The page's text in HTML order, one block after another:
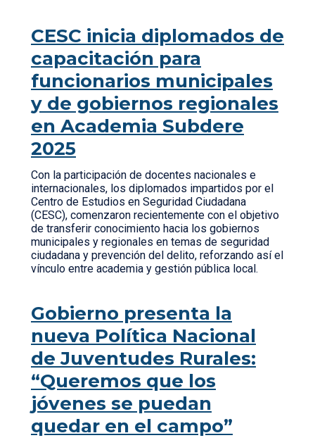
CESC inicia diplomados de
capacitación para
funcionarios municipales
y de gobiernos regionales
en Academia Subdere
2025
Con la participación de docentes nacionales e
internacionales, los diplomados impartidos por el
Centro de Estudios en Seguridad Ciudadana
(CESC), comenzaron recientemente con el objetivo
de transferir conocimiento hacia los gobiernos
municipales y regionales en temas de seguridad
ciudadana y prevención del delito, reforzando así el
vínculo entre academia y gestión pública local.
Gobierno presenta la
nueva Política Nacional
de Juventudes Rurales:
“Queremos que los
jóvenes se puedan
quedar en el campo”